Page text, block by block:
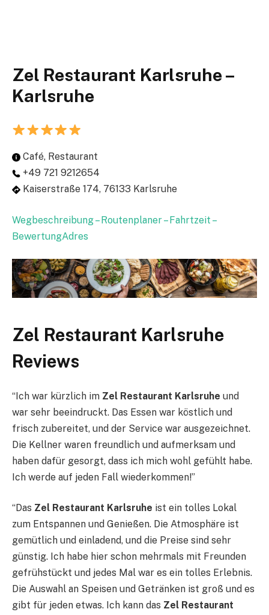
Zel Restaurant Karlsruhe –
Karlsruhe
Café, Restaurant
+49 721 9212654
Kaiserstraße 174, 76133 Karlsruhe
Wegbeschreibung – Routenplaner – Fahrtzeit –
BewertungAdres
Zel Restaurant Karlsruhe
Reviews
“Ich war kürzlich im Zel Restaurant Karlsruhe und
war sehr beeindruckt. Das Essen war köstlich und
frisch zubereitet, und der Service war ausgezeichnet.
Die Kellner waren freundlich und aufmerksam und
haben dafür gesorgt, dass ich mich wohl gefühlt habe.
Ich werde auf jeden Fall wiederkommen!”
“Das Zel Restaurant Karlsruhe ist ein tolles Lokal
zum Entspannen und Genießen. Die Atmosphäre ist
gemütlich und einladend, und die Preise sind sehr
günstig. Ich habe hier schon mehrmals mit Freunden
gefrühstückt und jedes Mal war es ein tolles Erlebnis.
Die Auswahl an Speisen und Getränken ist groß und es
gibt für jeden etwas. Ich kann das Zel Restaurant